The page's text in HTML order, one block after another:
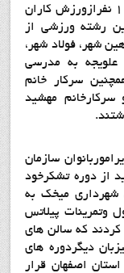
تاریخ1/10/93 لغایت 3/10/93 با حضور114 نفرازورزش کاران
رشته ورزشی از
شهر، فولاد شهر،
علویجه به مدرسی
سرکار خانم
مهشید
سازمان
از دوره تشکرخود
شهرداری میخک به
وتمرینات پیلاتس
کردند که سالن های
دیگردوره های
اصفهان قرار